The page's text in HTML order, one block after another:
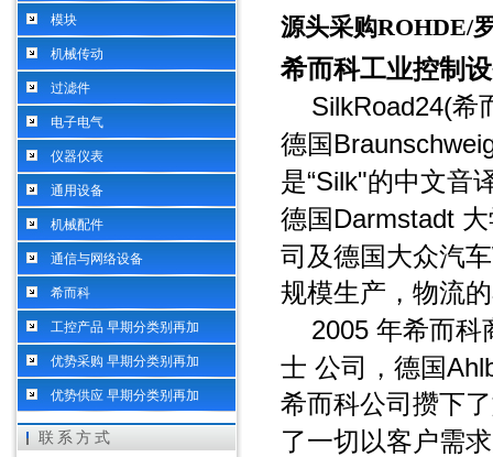
模块
机械传动
过滤件
电子电气
仪器仪表
通用设备
机械配件
通信与网络设备
希而科
工控产品 早期分类别再加
优势采购 早期分类别再加
优势供应 早期分类别再加
联系方式
源头采购ROHDE/
希而科工业控制
SilkRoad24(希
德国
是“Silk"的中文音
德国 Darmstadt
司及德国大众汽车
规模生产，物流
2005 年希而科
士 公司，德国
希而科公司攒下
了一切以客户需